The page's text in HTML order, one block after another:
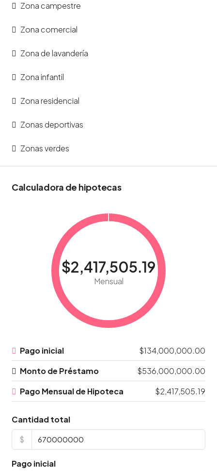
Zona campestre
Zona comercial
Zona de lavandería
Zona infantil
Zona residencial
Zonas deportivas
Zonas verdes
Calculadora de hipotecas
$2,417,505.19
Mensual
Pago inicial
$134,000,000.00
Monto de Préstamo
$536,000,000.00
Pago Mensual de Hipoteca
$2,417,505.19
Cantidad total
$
Pago inicial